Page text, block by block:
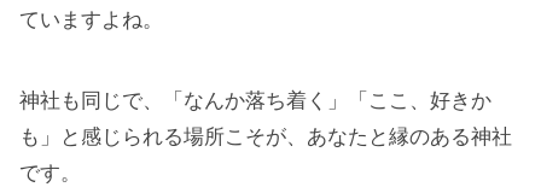
ていますよね。
神社も同じで、「なんか落ち着く」「ここ、好きか
も」と感じられる場所こそが、あなたと縁のある神社
です。